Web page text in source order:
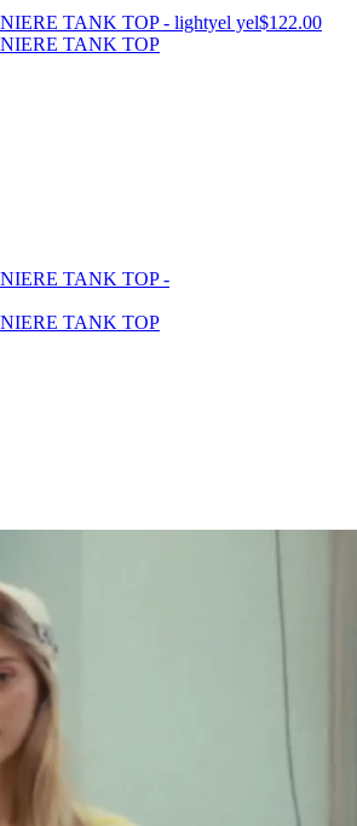
TANK TOP - lightyel yel$122.00
TANK TOP
TANK TOP -
TANK TOP
TANK TOP
TANK TOP -